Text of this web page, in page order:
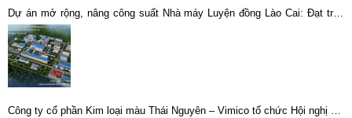
Dự án mở rộng, nâng công suất Nhà máy Luyện đồng Lào Cai: Đạt trên
70% khối lượng các hạng mục
Công ty cổ phần Kim loại màu Thái Nguyên – Vimico tổ chức Hội nghị đối